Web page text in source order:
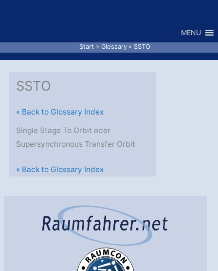
MENU
Start Glossary SSTO
SSTO
« Back to Glossary Index
Single Stage To Orbit oder
Supersynchronous Transfer Orbit
« Back to Glossary Index